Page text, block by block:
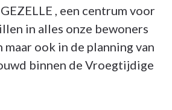
, een centrum voor
in alles onze bewoners
ook in de planning van
binnen de Vroegtijdige